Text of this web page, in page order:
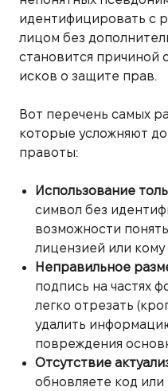
идентифицировать с
лицом без
становится причиной
исков о защите прав.
Вот перечень самых
которые усложняют
правоты:
Использование
символ без
возможности
лицензией или
Неправильное
подпись на частях
легко отрезать
удалить
повреждения
Отсутствие
обновляете код или